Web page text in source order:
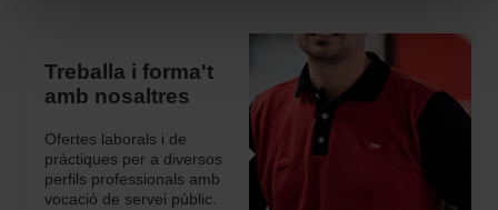
Les cookies necessàries són imprescindibles per al
funcionament del web i, per tant, si no les acceptes, no
pots començar a navegar-hi. Només pots consultar la
nostraPolítica de cookies
En qualsevol moment de la navegació en aquest web,
pots modificar la teva selecció de cookies anant a l’opció
“Gestor de cookies”, que trobaràs al menú de la part
inferior del web.
Treballa i forma't
amb nosaltres
Ofertes laborals i de
pràctiques per a diversos
perfils professionals amb
vocació de servei públic.